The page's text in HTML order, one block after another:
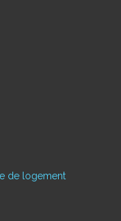
de logement